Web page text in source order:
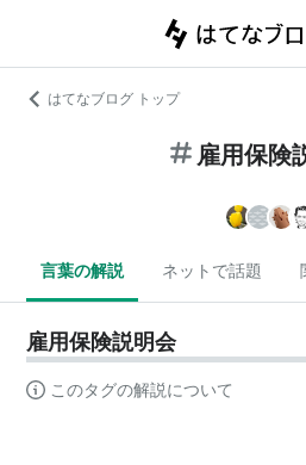
はてなブログ トップ
雇用保険
言葉の解説 ネットで話題
雇用保険説明会
このタグの解説について